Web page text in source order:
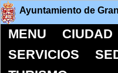
Ayuntamiento de
MENU CIUDAD
SERVICIOS